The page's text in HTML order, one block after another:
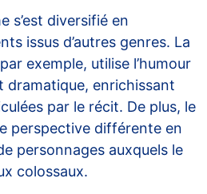
s’est diversifié en
issus d’autres genres. La
exemple, utilise l’humour
dramatique, enrichissant
par le récit. De plus, le
perspective différente en
personnages auxquels le
colossaux.